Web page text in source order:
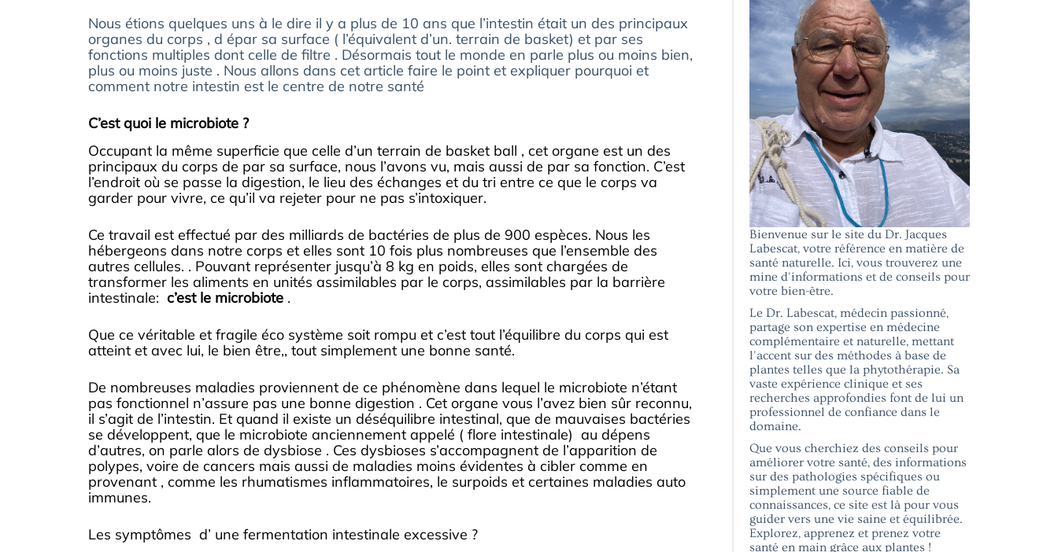
Nous étions quelques uns à le dire il y a plus de 10 ans que l’intestin était un des principaux
organes du corps , d épar sa surface ( l’équivalent d’un. terrain de basket) et par ses
fonctions multiples dont celle de filtre . Désormais tout le monde en parle plus ou moins bien,
plus ou moins juste . Nous allons dans cet article faire le point et expliquer pourquoi et
comment notre intestin est le centre de notre santé
C’est quoi le microbiote ?
Occupant la même superficie que celle d’un terrain de basket ball , cet organe est un des
principaux du corps de par sa surface, nous l’avons vu, mais aussi de par sa fonction. C’est
l’endroit où se passe la digestion, le lieu des échanges et du tri entre ce que le corps va
garder pour vivre, ce qu’il va rejeter pour ne pas s’intoxiquer.
Ce travail est effectué par des milliards de bactéries de plus de 900 espèces. Nous les
hébergeons dans notre corps et elles sont 10 fois plus nombreuses que l’ensemble des
autres cellules. . Pouvant représenter jusqu’à 8 kg en poids, elles sont chargées de
transformer les aliments en unités assimilables par le corps, assimilables par la barrière
intestinale: c’est le microbiote .
Que ce véritable et fragile éco système soit rompu et c’est tout l’équilibre du corps qui est
atteint et avec lui, le bien être,, tout simplement une bonne santé.
De nombreuses maladies proviennent de ce phénomène dans lequel le microbiote n’étant
pas fonctionnel n’assure pas une bonne digestion . Cet organe vous l’avez bien sûr reconnu,
il s’agit de l’intestin. Et quand il existe un déséquilibre intestinal, que de mauvaises bactéries
se développent, que le microbiote anciennement appelé ( flore intestinale) au dépens
d’autres, on parle alors de dysbiose . Ces dysbioses s’accompagnent de l’apparition de
polypes, voire de cancers mais aussi de maladies moins évidentes à cibler comme en
provenant , comme les rhumatismes inflammatoires, le surpoids et certaines maladies auto
immunes.
Les symptômes d’ une fermentation intestinale excessive ?
Bienvenue sur le site du Dr. Jacques
Labescat, votre référence en matière de
santé naturelle. Ici, vous trouverez une
mine d'informations et de conseils pour
votre bien-être.
Le Dr. Labescat, médecin passionné,
partage son expertise en médecine
complémentaire et naturelle, mettant
l'accent sur des méthodes à base de
plantes telles que la phytothérapie. Sa
vaste expérience clinique et ses
recherches approfondies font de lui un
professionnel de confiance dans le
domaine.
Que vous cherchiez des conseils pour
améliorer votre santé, des informations
sur des pathologies spécifiques ou
simplement une source fiable de
connaissances, ce site est là pour vous
guider vers une vie saine et équilibrée.
Explorez, apprenez et prenez votre
santé en main grâce aux plantes !